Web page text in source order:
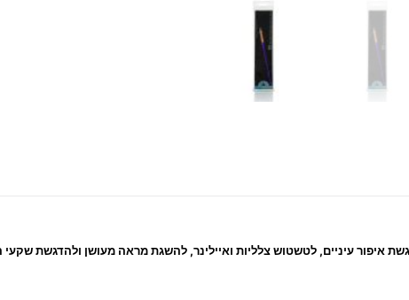
עיניים, לטשטוש צלליות ואיילינר, להשגת מראה מעושן ולהדגשת שקעי